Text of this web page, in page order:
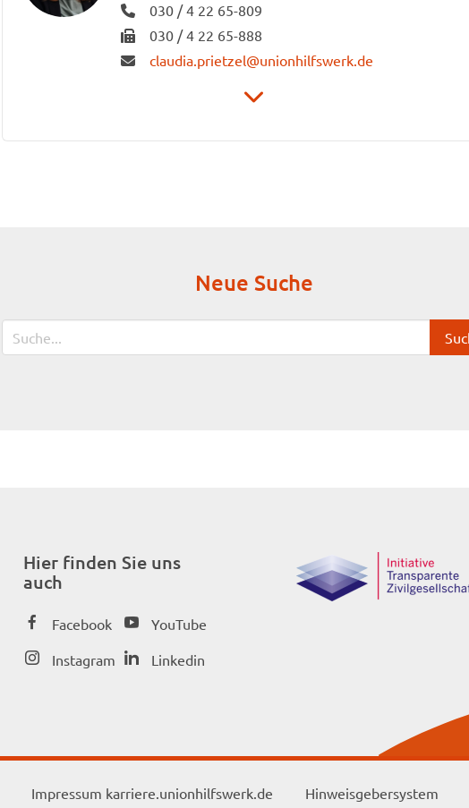
030 / 4 22 65-809
030 / 4 22 65-888
claudia.prietzel@unionhilfswerk.de
Neue Suche
Hier finden Sie uns
auch
Facebook
Instagram
YouTube
Linkedin
Impressum karriere.unionhilfswerk.de Hinweisgebersystem